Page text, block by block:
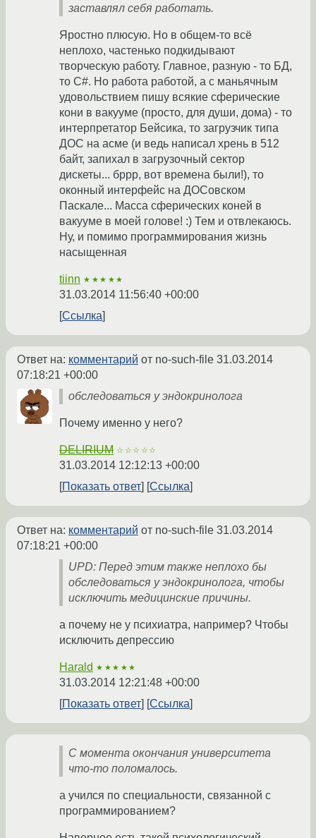
заставлял себя работать.
Яростно плюсую. Но в общем-то всё
неплохо, частенько подкидывают
творческую работу. Главное, разную - то БД,
то C#. Но работа работой, а с маньячным
удовольствием пишу всякие сферические
кони в вакууме (просто, для души, дома) - то
интерпретатор Бейсика, то загрузчик типа
ДОС на асме (и ведь написал хрень в 512
байт, запихал в загрузочный сектор
дискеты... бррр, вот времена были!), то
оконный интерфейс на ДОСовском
Паскале... Масса сферических коней в
вакууме в моей голове! :) Тем и отвлекаюсь.
Ну, и помимо программирования жизнь
насыщенная
tiinn ★★★★★
31.03.2014 11:56:40 +00:00
Ссылка
Ответ на: комментарий от no-such-file 31.03.2014
07:18:21 +00:00
обследоваться у эндокринолога
Почему именно у него?
DELIRIUM ☆☆☆☆☆
31.03.2014 12:12:13 +00:00
Показать ответ
Ссылка
Ответ на: комментарий от no-such-file 31.03.2014
07:18:21 +00:00
UPD: Перед этим также неплохо бы
обследоваться у эндокринолога, чтобы
исключить медицинские причины.
а почему не у психиатра, например? Чтобы
исключить депрессию
Harald ★★★★★
31.03.2014 12:21:48 +00:00
Показать ответ
Ссылка
С момента окончания университета
что-то поломалось.
а учился по специальности, связанной с
программированием?